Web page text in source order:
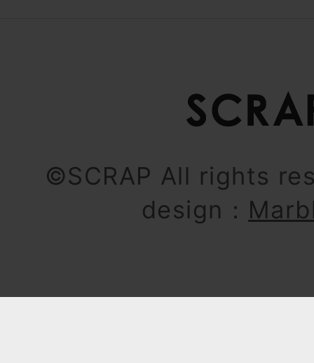
©SCRAP All rights
design：